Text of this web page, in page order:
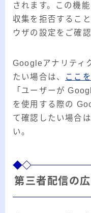
されます。この機
収集を拒否するこ
ウザの設定をご確
Googleアナリティ
たい場合は、
ここ
「ユーザーが
を使用する際の
て確認したい場合は
い。
第三者配信の